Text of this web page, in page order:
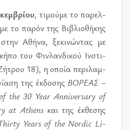
, τι­μού­με το πα­ρελ­
το πα­ρόν της Βιβλιο­θή­κης
Αθήνα, ξε­κι­νώ­ντας με
του Φιν­λαν­δι­κού Ινστι­
18), η οποία πε­ρι­λαμ­
της έκ­δο­σης ΒΟ­ΡΕ­Α­Σ –
the 30 Year An­niver­sary of
at Athensκαι της έκ­θε­σης
Years of the Nordic Li­